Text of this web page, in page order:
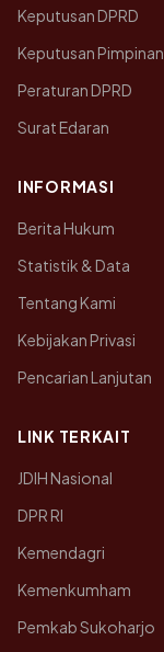
Keputusan DPRD
Keputusan Pimpinan
Peraturan DPRD
Surat Edaran
INFORMASI
Berita Hukum
Statistik & Data
Tentang Kami
Kebijakan Privasi
Pencarian Lanjutan
LINK TERKAIT
JDIH Nasional
DPR RI
Kemendagri
Kemenkumham
Pemkab Sukoharjo